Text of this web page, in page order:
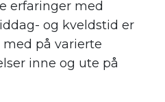
erfaringer med
og kveldstid er
på varierte
inne og ute på